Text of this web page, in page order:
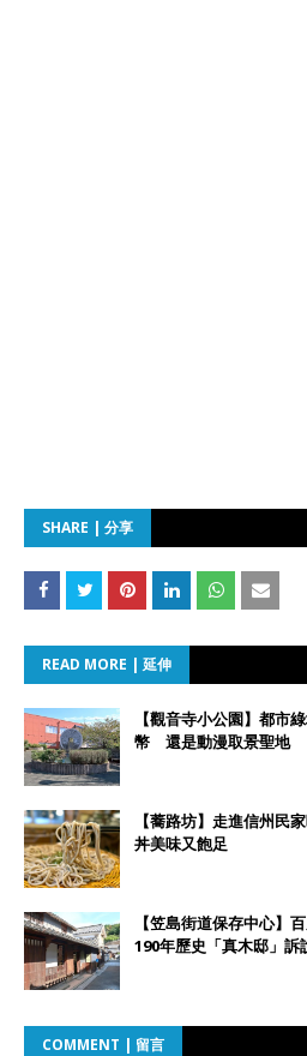
SHARE | 分享
READ MORE | 延伸
【觀音寺小公園】都市
幣 還是動漫取景聖地
【蕎路坊】走進信州
丼美味又飽足
【笠島街道保存中心】
190年歷史「真木邸」訴
COMMENT | 留言